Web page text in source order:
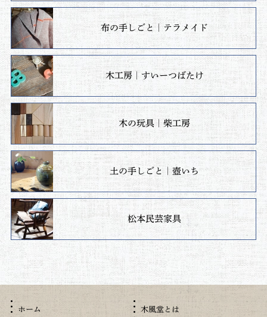
布の手しごと｜テラメイド
木工房｜すいーつばたけ
木の玩具｜柴工房
土の手しごと｜壺いち
松本民芸家具
ホーム
木風堂とは